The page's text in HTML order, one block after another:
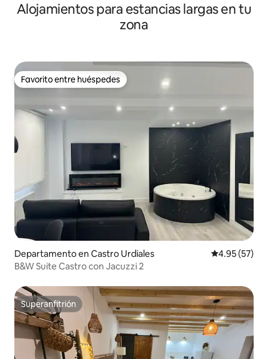
Alojamientos para estancias largas en tu
zona
Favorito entre huéspedes
Favorito entre huéspedes
Departamento en Castro Urdiales Calificación
4.95 (57)
B&W Suite Castro con Jacuzzi 2
Superanfitrión
Superanfitrión